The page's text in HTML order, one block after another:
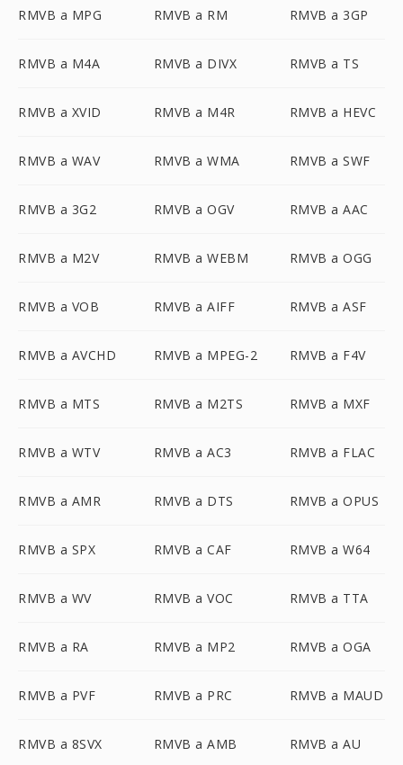
RMVB a MPG RMVB a RM RMVB a 3GP
RMVB a M4A RMVB a DIVX RMVB a TS
RMVB a XVID RMVB a M4R RMVB a HEVC
RMVB a WAV RMVB a WMA RMVB a SWF
RMVB a 3G2 RMVB a OGV RMVB a AAC
RMVB a M2V RMVB a WEBM RMVB a OGG
RMVB a VOB RMVB a AIFF RMVB a ASF
RMVB a AVCHD RMVB a MPEG-2 RMVB a F4V
RMVB a MTS RMVB a M2TS RMVB a MXF
RMVB a WTV RMVB a AC3 RMVB a FLAC
RMVB a AMR RMVB a DTS RMVB a OPUS
RMVB a SPX RMVB a CAF RMVB a W64
RMVB a WV RMVB a VOC RMVB a TTA
RMVB a RA RMVB a MP2 RMVB a OGA
RMVB a PVF RMVB a PRC RMVB a MAUD
RMVB a 8SVX RMVB a AMB RMVB a AU